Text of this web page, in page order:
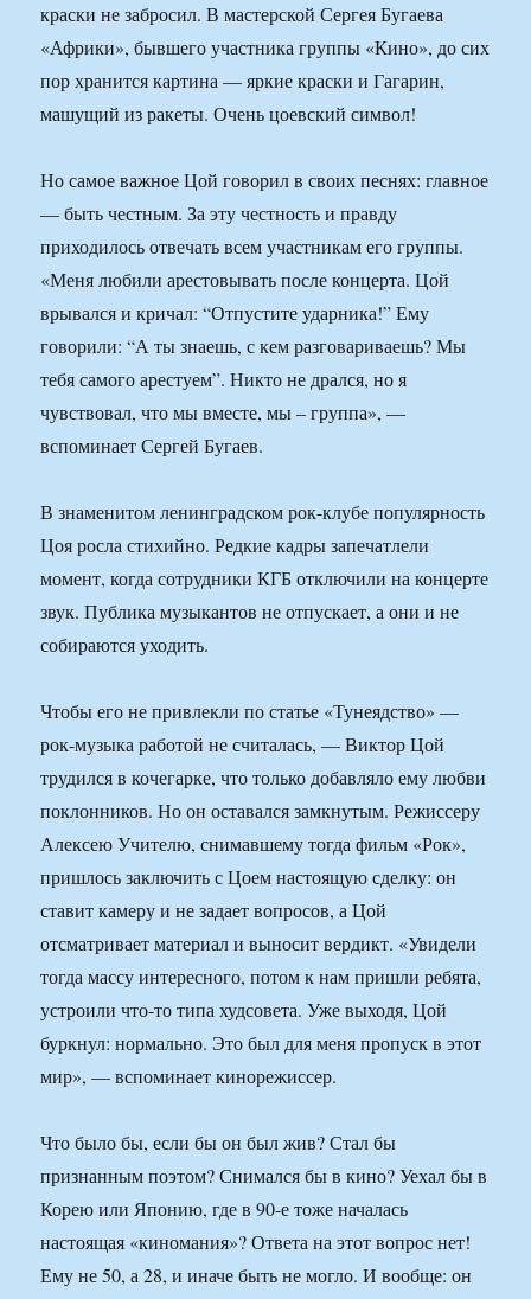
краски не забросил. В мастерской Сергея Бугаева
«Африки», бывшего участника группы «Кино», до сих
пор хранится картина — яркие краски и Гагарин,
машущий из ракеты. Очень цоевский символ!
Но самое важное Цой говорил в своих песнях: главное
— быть честным. За эту честность и правду
приходилось отвечать всем участникам его группы.
«Меня любили арестовывать после концерта. Цой
врывался и кричал: “Отпустите ударника!” Ему
говорили: “А ты знаешь, с кем разговариваешь? Мы
тебя самого арестуем”. Никто не дрался, но я
чувствовал, что мы вместе, мы – группа», —
вспоминает Сергей Бугаев.
В знаменитом ленинградском рок-клубе популярность
Цоя росла стихийно. Редкие кадры запечатлели
момент, когда сотрудники КГБ отключили на концерте
звук. Публика музыкантов не отпускает, а они и не
собираются уходить.
Чтобы его не привлекли по статье «Тунеядство» —
рок-музыка работой не считалась, — Виктор Цой
трудился в кочегарке, что только добавляло ему любви
поклонников. Но он оставался замкнутым. Режиссеру
Алексею Учителю, снимавшему тогда фильм «Рок»,
пришлось заключить с Цоем настоящую сделку: он
ставит камеру и не задает вопросов, а Цой
отсматривает материал и выносит вердикт. «Увидели
тогда массу интересного, потом к нам пришли ребята,
устроили что-то типа худсовета. Уже выходя, Цой
буркнул: нормально. Это был для меня пропуск в этот
мир», — вспоминает кинорежиссер.
Что было бы, если бы он был жив? Стал бы
признанным поэтом? Снимался бы в кино? Уехал бы в
Корею или Японию, где в 90-е тоже началась
настоящая «киномания»? Ответа на этот вопрос нет!
Ему не 50, а 28, и иначе быть не могло. И вообще: он